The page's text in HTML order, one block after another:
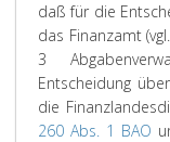
daß für die
das Finanzamt
3
Entscheidung
die
260 Abs. 1 BAO